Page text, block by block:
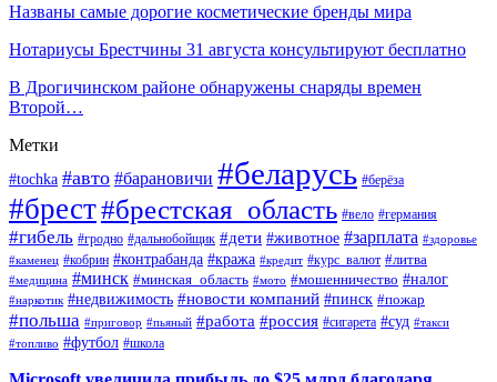
Названы самые дорогие косметические бренды мира
Нотариусы Брестчины 31 августа консультируют бесплатно
В Дрогичинском районе обнаружены снаряды времен
Второй…
Метки
#tochka #авто #барановичи #беларусь #берёза
#брест#брестская_область #вело #германия
#гибель #гродно #дальнобойщик #дети #животное #зарплата #здоровье
#каменец #кобрин #контрабанда #кража #кредит #курс_валют #литва
#медицина #минск #минская_область #мото #мошенничество #налог
#наркотик #недвижимость #новости компаний #пинск #пожар
#польша #приговор #пьяный #работа #россия #сигарета #суд #такси
#топливо #футбол #школа